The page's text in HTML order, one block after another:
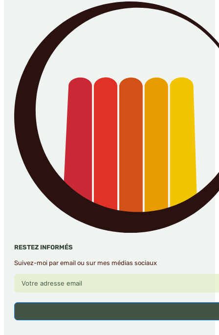
RESTEZ INFORMÉS
Suivez-moi par email ou sur mes médias sociaux